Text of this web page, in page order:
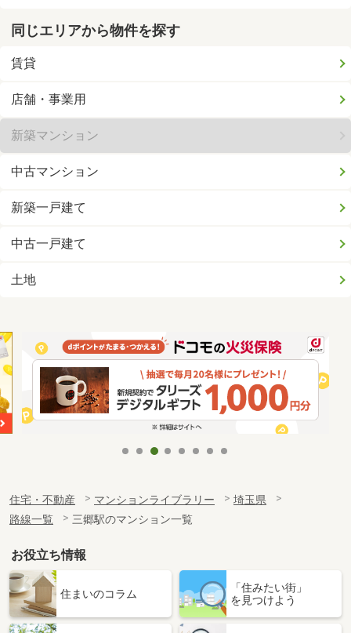
同じエリアから物件を探す
賃貸
店舗・事業用
新築マンション
中古マンション
新築一戸建て
中古一戸建て
土地
住宅・不動産 マンションライブラリー
埼玉県
路線一覧
三郷駅のマンション一覧
お役立ち情報
住まいのコラム
「住みたい街」
を見つけよう